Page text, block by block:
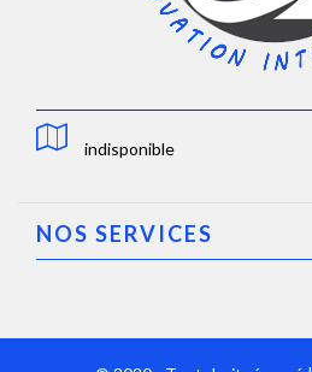
indisponible
NOS SERVICES